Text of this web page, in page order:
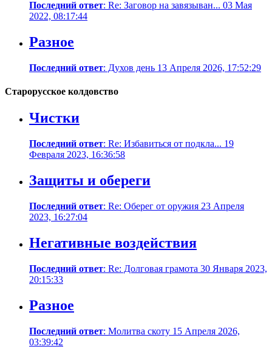
Последний ответ: Re: Заговор на завязыван... 03 Мая
2022, 08:17:44
Разное
Последний ответ: Духов день 13 Апреля 2026, 17:52:29
Старорусское колдовство
Чистки
Последний ответ: Re: Избавиться от подкла... 19
Февраля 2023, 16:36:58
Защиты и обереги
Последний ответ: Re: Оберег от оружия 23 Апреля
2023, 16:27:04
Негативные воздействия
Последний ответ: Re: Долговая грамота 30 Января 2023,
20:15:33
Разное
Последний ответ: Молитва скоту 15 Апреля 2026,
03:39:42